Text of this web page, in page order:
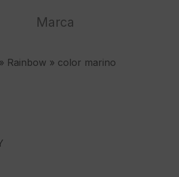
Marca
Rainbow » color marino